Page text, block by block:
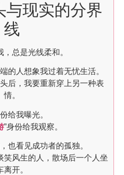
与现实的分界
线
总是光线柔和。
的人想象我过着无忧生活。
后，我要重新穿上另一种表
情。
给我曝光。
”身份给我观察。
也看见成功者的孤独。
笑风生的人，散场后一个人坐
离开。